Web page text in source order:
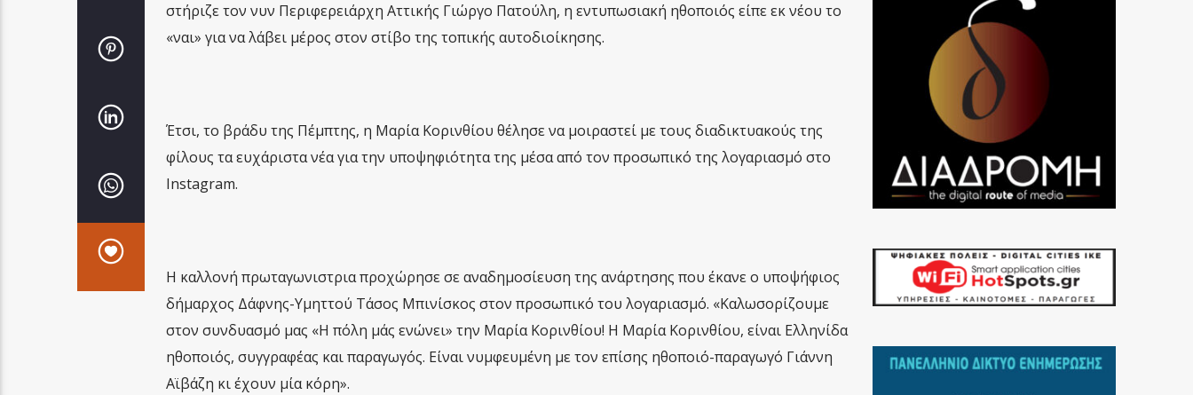
στήριζε τον νυν Περιφερειάρχη Αττικής Γιώργο Πατούλη, η εντυπωσιακή ηθοποιός είπε εκ νέου το
«ναι» για να λάβει μέρος στον στίβο της τοπικής αυτοδιοίκησης.
Έτσι, το βράδυ της Πέμπτης, η Μαρία Κορινθίου θέλησε να μοιραστεί με τους διαδικτυακούς της
φίλους τα ευχάριστα νέα για την υποψηφιότητα της μέσα από τον προσωπικό της λογαριασμό στο
Instagram.
Η καλλονή πρωταγωνιστρια προχώρησε σε αναδημοσίευση της ανάρτησης που έκανε ο υποψήφιος
δήμαρχος Δάφνης-Υμηττού Τάσος Μπινίσκος στον προσωπικό του λογαριασμό. «Καλωσορίζουμε
στον συνδυασμό μας «Η πόλη μάς ενώνει» την Μαρία Κορινθίου! Η Μαρία Κορινθίου, είναι Ελληνίδα
ηθοποιός, συγγραφέας και παραγωγός. Είναι νυμφευμένη με τον επίσης ηθοποιό-παραγωγό Γιάννη
Αϊβάζη κι έχουν μία κόρη».